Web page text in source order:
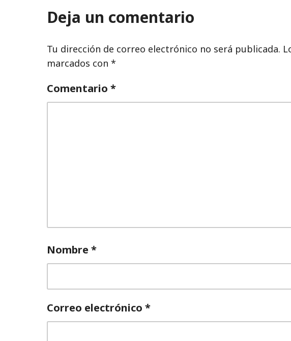
Deja un comentario
Tu dirección de correo electrónico no será publicada.
marcados con *
Comentario *
Nombre *
Correo electrónico *